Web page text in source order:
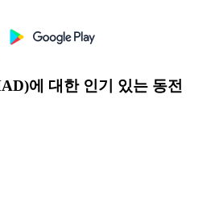
에 대한 인기 있는 동전